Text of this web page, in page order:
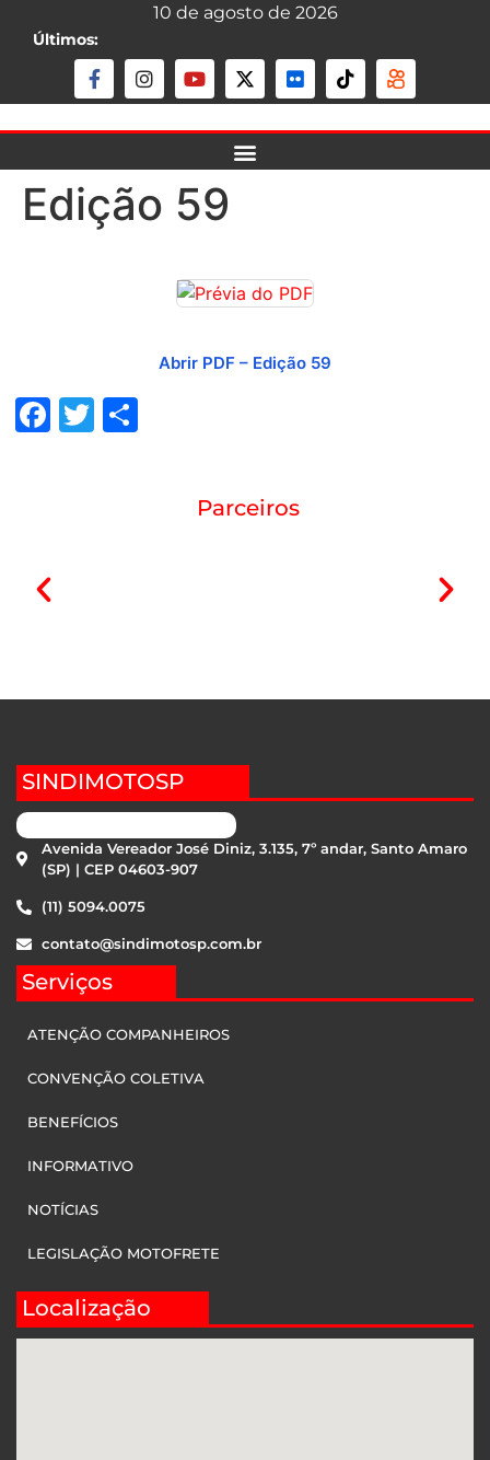
10 de agosto de 2026
Últimos:
Edição 59
Abrir PDF – Edição 59
Facebook
Twitter
Parceiros
SINDIMOTOSP
Avenida Vereador José Diniz, 3.135, 7º andar, Santo Amaro
(SP) | CEP 04603-907
(11) 5094.0075
contato@sindimotosp.com.br
Serviços
ATENÇÃO COMPANHEIROS
CONVENÇÃO COLETIVA
BENEFÍCIOS
INFORMATIVO
NOTÍCIAS
LEGISLAÇÃO MOTOFRETE
Localização